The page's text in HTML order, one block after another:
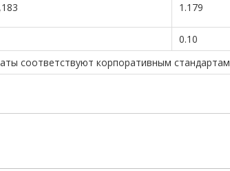
1.179
0.10
соответствуют корпоративным стандартам